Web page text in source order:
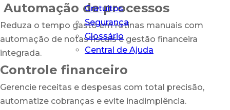
Gratuitos
Segurança
Glossário
Central de Ajuda
Automação de processos
Reduza o tempo gasto em rotinas manuais com
automação de notas fiscais e gestão financeira
integrada.
Controle financeiro
Gerencie receitas e despesas com total precisão,
automatize cobranças e evite inadimplência.